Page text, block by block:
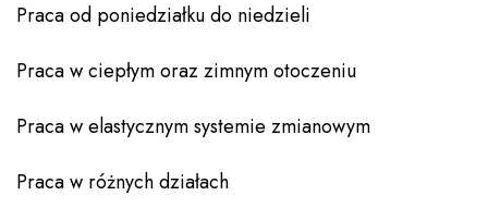
Praca od poniedziałku do niedzieli
Praca w ciepłym oraz zimnym otoczeniu
Praca w elastycznym systemie zmianowym
Praca w różnych działach